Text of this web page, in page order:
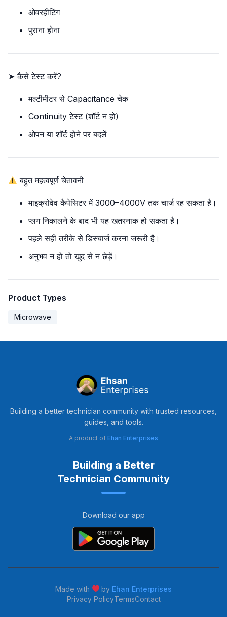
ओवरहीटिंग
पुराना होना
➤ कैसे टेस्ट करें?
मल्टीमीटर से Capacitance चेक
Continuity टेस्ट (शॉर्ट न हो)
ओपन या शॉर्ट होने पर बदलें
बहुत महत्वपूर्ण चेतावनी
माइक्रोवेव कैपेसिटर में 3000–4000V तक चार्ज रह सकता है।
प्लग निकालने के बाद भी यह खतरनाक हो सकता है।
पहले सही तरीके से डिस्चार्ज करना जरूरी है।
अनुभव न हो तो खुद से न छेड़ें।
Product Types
Microwave
Building a better technician community with trusted resources,
guides, and tools.
A product of Ehan Enterprises
Building a Better
Technician Community
Download our app
Made with by Ehan Enterprises
Privacy PolicyTermsContact